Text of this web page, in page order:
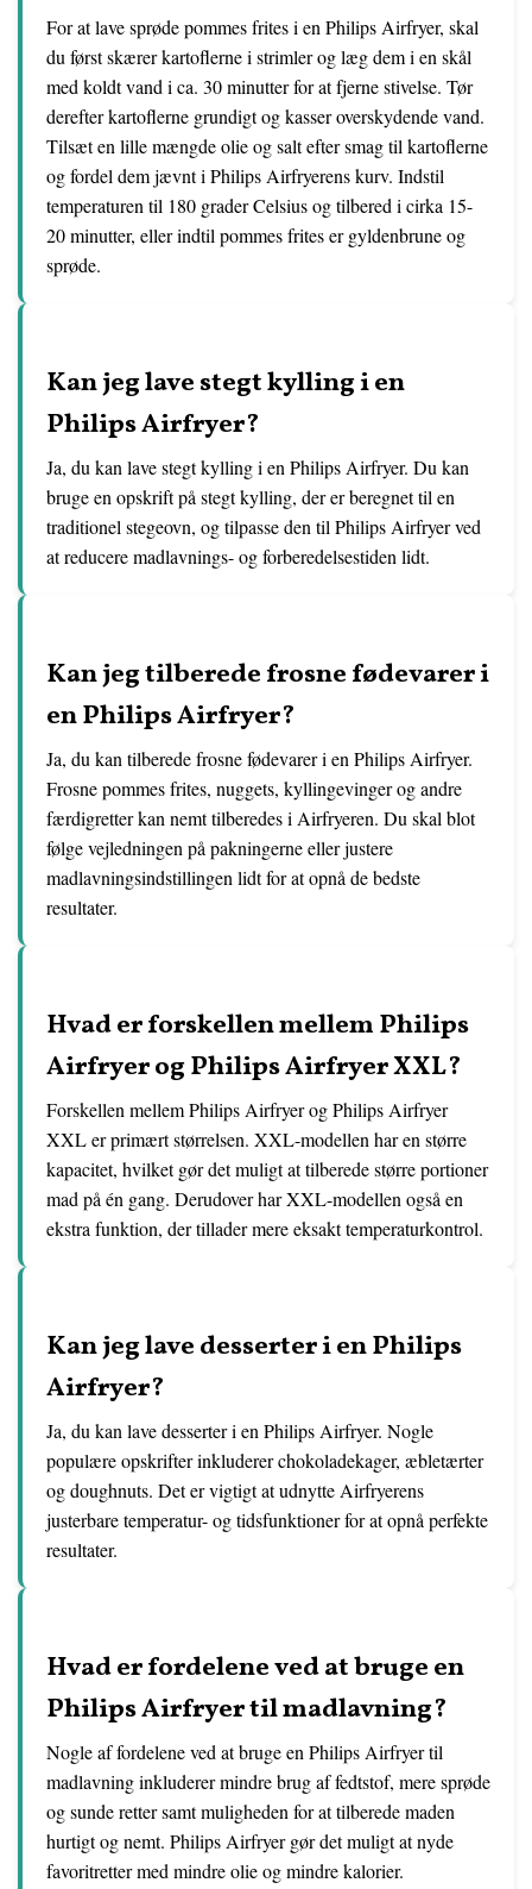
For at lave sprøde pommes frites i en Philips Airfryer, skal
du først skærer kartoflerne i strimler og læg dem i en skål
med koldt vand i ca. 30 minutter for at fjerne stivelse. Tør
derefter kartoflerne grundigt og kasser overskydende vand.
Tilsæt en lille mængde olie og salt efter smag til kartoflerne
og fordel dem jævnt i Philips Airfryerens kurv. Indstil
temperaturen til 180 grader Celsius og tilbered i cirka 15-
20 minutter, eller indtil pommes frites er gyldenbrune og
sprøde.
Kan jeg lave stegt kylling i en
Philips Airfryer?
Ja, du kan lave stegt kylling i en Philips Airfryer. Du kan
bruge en opskrift på stegt kylling, der er beregnet til en
traditionel stegeovn, og tilpasse den til Philips Airfryer ved
at reducere madlavnings- og forberedelsestiden lidt.
Kan jeg tilberede frosne fødevarer i
en Philips Airfryer?
Ja, du kan tilberede frosne fødevarer i en Philips Airfryer.
Frosne pommes frites, nuggets, kyllingevinger og andre
færdigretter kan nemt tilberedes i Airfryeren. Du skal blot
følge vejledningen på pakningerne eller justere
madlavningsindstillingen lidt for at opnå de bedste
resultater.
Hvad er forskellen mellem Philips
Airfryer og Philips Airfryer XXL?
Forskellen mellem Philips Airfryer og Philips Airfryer
XXL er primært størrelsen. XXL-modellen har en større
kapacitet, hvilket gør det muligt at tilberede større portioner
mad på én gang. Derudover har XXL-modellen også en
ekstra funktion, der tillader mere eksakt temperaturkontrol.
Kan jeg lave desserter i en Philips
Airfryer?
Ja, du kan lave desserter i en Philips Airfryer. Nogle
populære opskrifter inkluderer chokoladekager, æbletærter
og doughnuts. Det er vigtigt at udnytte Airfryerens
justerbare temperatur- og tidsfunktioner for at opnå perfekte
resultater.
Hvad er fordelene ved at bruge en
Philips Airfryer til madlavning?
Nogle af fordelene ved at bruge en Philips Airfryer til
madlavning inkluderer mindre brug af fedtstof, mere sprøde
og sunde retter samt muligheden for at tilberede maden
hurtigt og nemt. Philips Airfryer gør det muligt at nyde
favoritretter med mindre olie og mindre kalorier.